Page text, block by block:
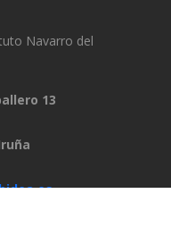
Navarro del
13